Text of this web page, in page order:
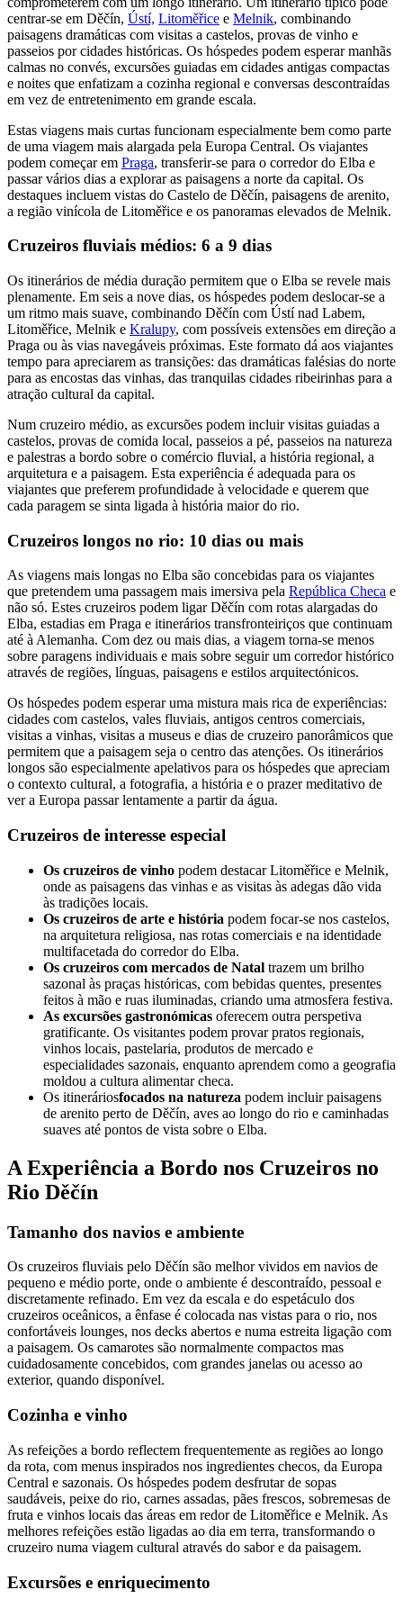
centrar-se em Děčín, Ústí, Litoměřice e Melnik, combinando
paisagens dramáticas com visitas a castelos, provas de vinho e
passeios por cidades históricas. Os hóspedes podem esperar manhãs
calmas no convés, excursões guiadas em cidades antigas compactas
e noites que enfatizam a cozinha regional e conversas descontraídas
em vez de entretenimento em grande escala.
Estas viagens mais curtas funcionam especialmente bem como parte
de uma viagem mais alargada pela Europa Central. Os viajantes
podem começar em Praga, transferir-se para o corredor do Elba e
passar vários dias a explorar as paisagens a norte da capital. Os
destaques incluem vistas do Castelo de Děčín, paisagens de arenito,
a região vinícola de Litoměřice e os panoramas elevados de Melnik.
Cruzeiros fluviais médios: 6 a 9 dias
Os itinerários de média duração permitem que o Elba se revele mais
plenamente. Em seis a nove dias, os hóspedes podem deslocar-se a
um ritmo mais suave, combinando Děčín com Ústí nad Labem,
Litoměřice, Melnik e Kralupy, com possíveis extensões em direção a
Praga ou às vias navegáveis próximas. Este formato dá aos viajantes
tempo para apreciarem as transições: das dramáticas falésias do norte
para as encostas das vinhas, das tranquilas cidades ribeirinhas para a
atração cultural da capital.
Num cruzeiro médio, as excursões podem incluir visitas guiadas a
castelos, provas de comida local, passeios a pé, passeios na natureza
e palestras a bordo sobre o comércio fluvial, a história regional, a
arquitetura e a paisagem. Esta experiência é adequada para os
viajantes que preferem profundidade à velocidade e querem que
cada paragem se sinta ligada à história maior do rio.
Cruzeiros longos no rio: 10 dias ou mais
As viagens mais longas no Elba são concebidas para os viajantes
que pretendem uma passagem mais imersiva pela República Checa e
não só. Estes cruzeiros podem ligar Děčín com rotas alargadas do
Elba, estadias em Praga e itinerários transfronteiriços que continuam
até à Alemanha. Com dez ou mais dias, a viagem torna-se menos
sobre paragens individuais e mais sobre seguir um corredor histórico
através de regiões, línguas, paisagens e estilos arquitectónicos.
Os hóspedes podem esperar uma mistura mais rica de experiências:
cidades com castelos, vales fluviais, antigos centros comerciais,
visitas a vinhas, visitas a museus e dias de cruzeiro panorâmicos que
permitem que a paisagem seja o centro das atenções. Os itinerários
longos são especialmente apelativos para os hóspedes que apreciam
o contexto cultural, a fotografia, a história e o prazer meditativo de
ver a Europa passar lentamente a partir da água.
Cruzeiros de interesse especial
Os cruzeiros de vinho podem destacar Litoměřice e Melnik,
onde as paisagens das vinhas e as visitas às adegas dão vida
às tradições locais.
Os cruzeiros de arte e história podem focar-se nos castelos,
na arquitetura religiosa, nas rotas comerciais e na identidade
multifacetada do corredor do Elba.
Os cruzeiros com mercados de Natal trazem um brilho
sazonal às praças históricas, com bebidas quentes, presentes
feitos à mão e ruas iluminadas, criando uma atmosfera festiva.
As excursões gastronómicas oferecem outra perspetiva
gratificante. Os visitantes podem provar pratos regionais,
vinhos locais, pastelaria, produtos de mercado e
especialidades sazonais, enquanto aprendem como a geografia
moldou a cultura alimentar checa.
Os itineráriosfocados na natureza podem incluir paisagens
de arenito perto de Děčín, aves ao longo do rio e caminhadas
suaves até pontos de vista sobre o Elba.
A Experiência a Bordo nos Cruzeiros no
Rio Děčín
Tamanho dos navios e ambiente
Os cruzeiros fluviais pelo Děčín são melhor vividos em navios de
pequeno e médio porte, onde o ambiente é descontraído, pessoal e
discretamente refinado. Em vez da escala e do espetáculo dos
cruzeiros oceânicos, a ênfase é colocada nas vistas para o rio, nos
confortáveis lounges, nos decks abertos e numa estreita ligação com
a paisagem. Os camarotes são normalmente compactos mas
cuidadosamente concebidos, com grandes janelas ou acesso ao
exterior, quando disponível.
Cozinha e vinho
As refeições a bordo reflectem frequentemente as regiões ao longo
da rota, com menus inspirados nos ingredientes checos, da Europa
Central e sazonais. Os hóspedes podem desfrutar de sopas
saudáveis, peixe do rio, carnes assadas, pães frescos, sobremesas de
fruta e vinhos locais das áreas em redor de Litoměřice e Melnik. As
melhores refeições estão ligadas ao dia em terra, transformando o
cruzeiro numa viagem cultural através do sabor e da paisagem.
Excursões e enriquecimento